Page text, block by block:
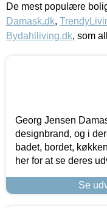
De mest populære
Damask.dk,
Bydahlliving.dk, som
Georg Jensen
designbrand, og i
badet, bordet,
her for at se deres
Se